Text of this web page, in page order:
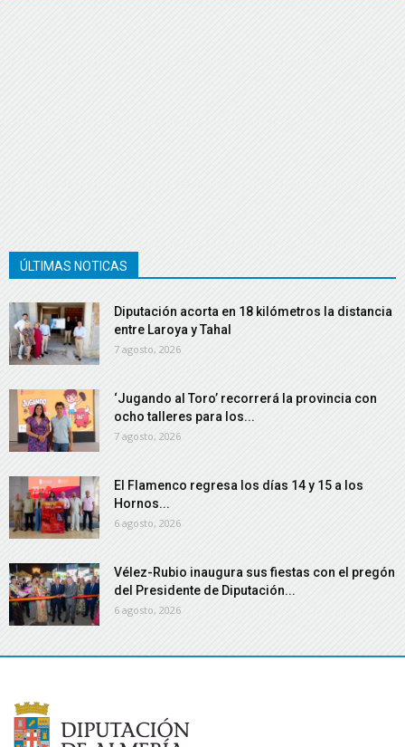
ÚLTIMAS NOTICAS
Diputación acorta en 18 kilómetros la distancia
entre Laroya y Tahal
7 agosto, 2026
‘Jugando al Toro’ recorrerá la provincia con
ocho talleres para los...
7 agosto, 2026
El Flamenco regresa los días 14 y 15 a los
Hornos...
6 agosto, 2026
Vélez-Rubio inaugura sus fiestas con el pregón
del Presidente de Diputación...
6 agosto, 2026